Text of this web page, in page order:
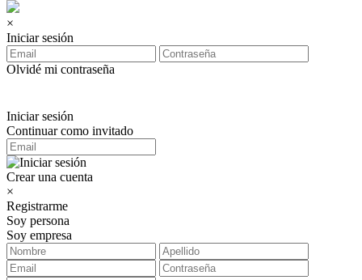
×
Iniciar sesión
Olvidé mi contraseña
Iniciar sesión
Continuar como invitado
Crear una cuenta
×
Registrarme
Soy persona
Soy empresa